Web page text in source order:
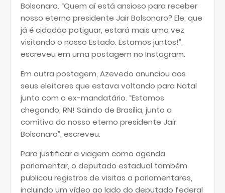
Bolsonaro. “Quem aí está ansioso para receber
nosso eterno presidente Jair Bolsonaro? Ele, que
já é cidadão potiguar, estará mais uma vez
visitando o nosso Estado. Estamos juntos!”,
escreveu em uma postagem no Instagram.
Em outra postagem, Azevedo anunciou aos
seus eleitores que estava voltando para Natal
junto com o ex-mandatário. “Estamos
chegando, RN! Saindo de Brasília, junto a
comitiva do nosso eterno presidente Jair
Bolsonaro”, escreveu.
Para justificar a viagem como agenda
parlamentar, o deputado estadual também
publicou registros de visitas a parlamentares,
incluindo um vídeo ao lado do deputado federal